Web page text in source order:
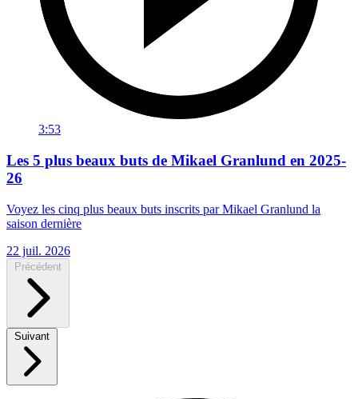
3:53
Les 5 plus beaux buts de Mikael Granlund en 2025-
26
Voyez les cinq plus beaux buts inscrits par Mikael Granlund la
saison dernière
22 juil. 2026
Précédent
Suivant